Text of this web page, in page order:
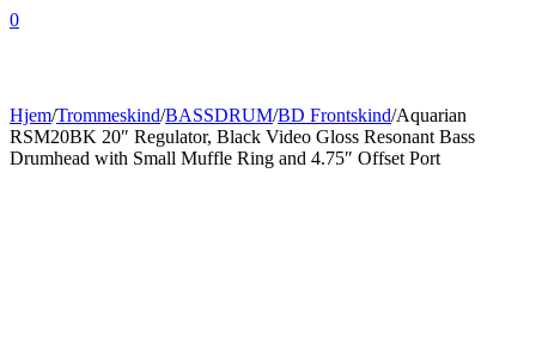
0
Hjem/Trommeskind/BASSDRUM/BD Frontskind/Aquarian
RSM20BK 20″ Regulator, Black Video Gloss Resonant Bass
Drumhead with Small Muffle Ring and 4.75″ Offset Port